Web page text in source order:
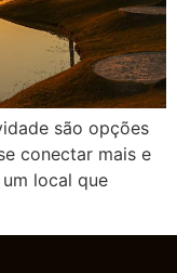
são opções
conectar mais e
local que